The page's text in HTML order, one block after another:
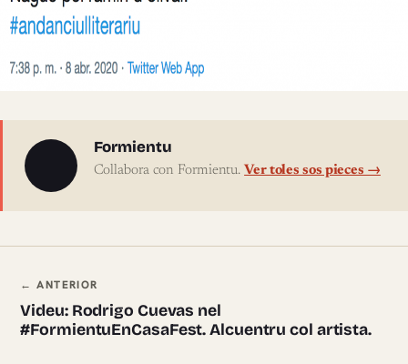
Sobre l'autor
Formientu
Collabora con Formientu. Ver toles sos pieces →
Navegación ente pieces
← ANTERIOR
Videu: Rodrigo Cuevas nel
#FormientuEnCasaFest. Alcuentru col artista.